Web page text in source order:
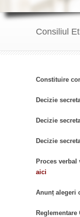
Consiliul
Constituire
Decizie
Decizie
Decizie
Proces
aici
Anunț alegeri